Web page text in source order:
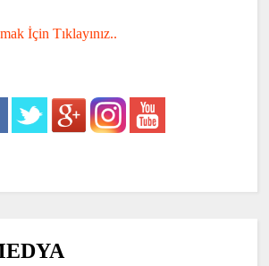
İçin Tıklayınız..